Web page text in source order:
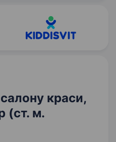
краси,
(ст. м.